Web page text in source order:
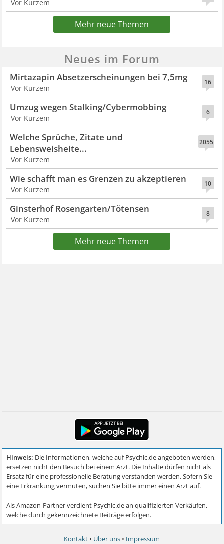
Vor Kurzem
Mehr neue Themen
Neues im Forum
16
Mirtazapin Absetzerscheinungen bei 7,5mg
Vor Kurzem
6
Umzug wegen Stalking/Cybermobbing
Vor Kurzem
2055
Welche Sprüche, Zitate und
Lebensweisheite...
Vor Kurzem
10
Wie schafft man es Grenzen zu akzeptieren
Vor Kurzem
8
Ginsterhof Rosengarten/Tötensen
Vor Kurzem
Mehr neue Themen
Kontakt • Über uns • Impressum